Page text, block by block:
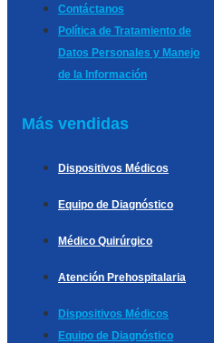
Contáctanos
Política de Tratamiento de
Datos Personales y Manejo
de la Información
Más vendidas
Dispositivos Médicos
Equipo de Diagnóstico
Médico Quirúrgico
Atención Prehospitalaria
Dispositivos Médicos
Equipo de Diagnóstico